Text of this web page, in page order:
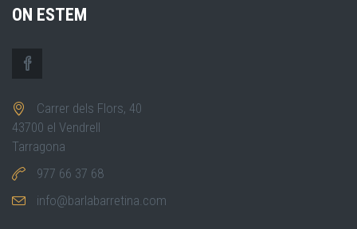
ON ESTEM
Carrer dels Flors, 40
43700 el Vendrell
Tarragona
977 66 37 68
info@barlabarretina.com